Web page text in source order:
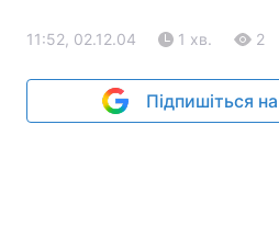
11:52, 02.12.04 1 хв. 2
Підпишіться